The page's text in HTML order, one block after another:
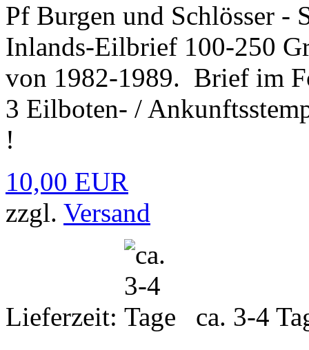
Pf Burgen und Schlösser -
Inlands-Eilbrief 100-250
von 1982-1989. Brief im
3 Eilboten- /
!
10,00 EUR
zzgl. Versand
Lieferzeit: ca. 3-4